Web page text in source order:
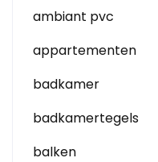
ambiant pvc
appartementen
badkamer
badkamertegels
balken